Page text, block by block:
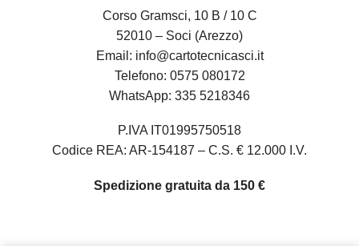
Corso Gramsci, 10 B / 10 C
52010 – Soci (Arezzo)
Email: info@cartotecnicasci.it
Telefono: 0575 080172
WhatsApp: 335 5218346
P.IVA IT01995750518
Codice REA: AR-154187 – C.S. € 12.000 I.V.
Spedizione gratuita da 150 €